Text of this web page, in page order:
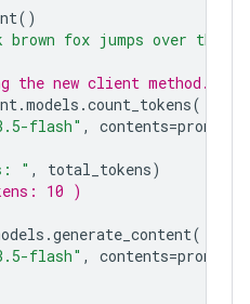
()
brown fox jumps over the
the new client method.
.models .count_tokens(
flash" , contents=prompt
" , total_tokens)
10 )
.generate_content(
flash" , contents=prompt